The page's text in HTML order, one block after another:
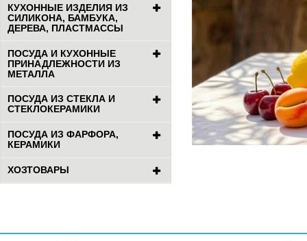
КУХОННЫЕ ИЗДЕЛИЯ ИЗ
СИЛИКОНА, БАМБУКА,
ДЕРЕВА, ПЛАСТМАССЫ
ПОСУДА И КУХОННЫЕ
ПРИНАДЛЕЖНОСТИ ИЗ
МЕТАЛЛА
ПОСУДА ИЗ СТЕКЛА И
СТЕКЛОКЕРАМИКИ
ПОСУДА ИЗ ФАРФОРА,
КЕРАМИКИ
ХОЗТОВАРЫ